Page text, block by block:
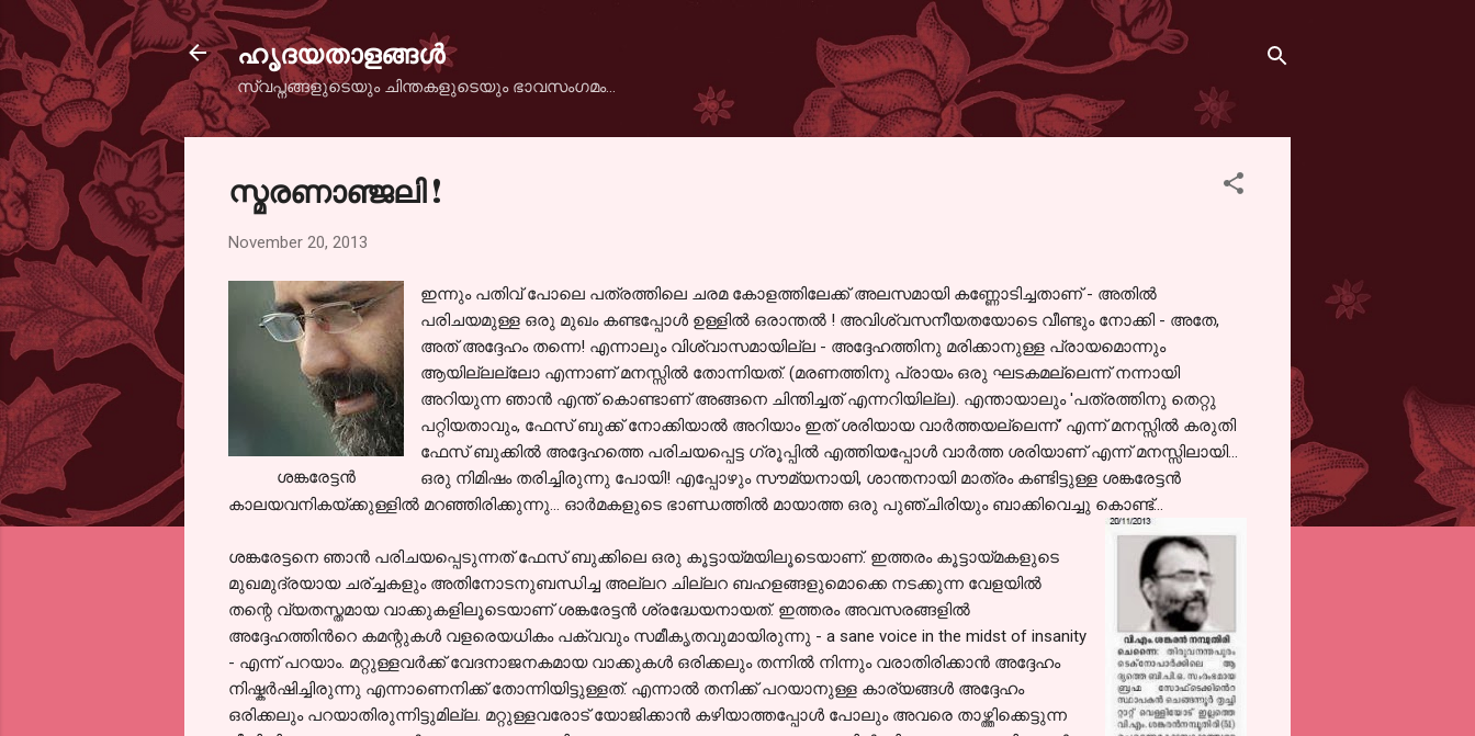
ഹൃദയതാളങ്ങള്‍
സ്വപ്നങ്ങളുടെയും ചിന്തകളുടെയും ഭാവസംഗമം...
സ്മരണാഞ്ജലി !
November 20, 2013
ശങ്കരേട്ടന്‍
ഇന്നും പതിവ് പോലെ പത്രത്തിലെ ചരമ കോളത്തിലേക്ക് അലസമായി കണ്ണോടിച്ചതാണ് - അതില്‍
പരിചയമുള്ള ഒരു മുഖം കണ്ടപ്പോള്‍ ഉള്ളില്‍ ഒരാന്തല്‍ ! അവിശ്വസനീയതയോടെ വീണ്ടും നോക്കി - അതേ,
അത് അദ്ദേഹം തന്നെ! എന്നാലും വിശ്വാസമായില്ല - അദ്ദേഹത്തിനു മരിക്കാനുള്ള പ്രായമൊന്നും
ആയില്ലല്ലോ എന്നാണ് മനസ്സില്‍ തോന്നിയത്. (മരണത്തിനു പ്രായം ഒരു ഘടകമല്ലെന്ന് നന്നായി
അറിയുന്ന ഞാന്‍ എന്ത് കൊണ്ടാണ് അങ്ങനെ ചിന്തിച്ചത് എന്നറിയില്ല). എന്തായാലും 'പത്രത്തിനു തെറ്റു
പറ്റിയതാവും, ഫേസ് ബുക്ക് നോക്കിയാല്‍ അറിയാം ഇത് ശരിയായ വാര്‍ത്തയല്ലെന്ന്' എന്ന് മനസ്സില്‍ കരുതി
ഫേസ് ബുക്കില്‍ അദ്ദേഹത്തെ പരിചയപ്പെട്ട ഗ്രൂപ്പില്‍ എത്തിയപ്പോള്‍ വാര്‍ത്ത ശരിയാണ് എന്ന് മനസ്സിലായി...
ഒരു നിമിഷം തരിച്ചിരുന്നു പോയി! എപ്പോഴും സൗമ്യനായി, ശാന്തനായി മാത്രം കണ്ടിട്ടുള്ള ശങ്കരേട്ടന്‍
കാലയവനികയ്ക്കുള്ളില്‍ മറഞ്ഞിരിക്കുന്നു... ഓര്‍മകളുടെ ഭാണ്ഡത്തില്‍ മായാത്ത ഒരു പുഞ്ചിരിയും ബാക്കിവെച്ചു കൊണ്ട്...
ശങ്കരേട്ടനെ ഞാന്‍ പരിചയപ്പെടുന്നത് ഫേസ് ബുക്കിലെ ഒരു കൂട്ടായ്മയിലൂടെയാണ്. ഇത്തരം കൂട്ടായ്മകളുടെ
മുഖമുദ്രയായ ചര്ച്ചകളും അതിനോടനുബന്ധിച്ച അല്ലറ ചില്ലറ ബഹളങ്ങളുമൊക്കെ നടക്കുന്ന വേളയില്‍
തന്റെ വ്യതസ്തമായ വാക്കുകളിലൂടെയാണ് ശങ്കരേട്ടന്‍ ശ്രദ്ധേയനായത്. ഇത്തരം അവസരങ്ങളില്‍
അദ്ദേഹത്തിന്‍റെ കമന്റുകള്‍ വളരെയധികം പക്വവും സമീകൃതവുമായിരുന്നു - a sane voice in the midst of insanity
- എന്ന്‍ പറയാം. മറ്റുള്ളവര്‍ക്ക് വേദനാജനകമായ വാക്കുകള്‍ ഒരിക്കലും തന്നില്‍ നിന്നും വരാതിരിക്കാന്‍ അദ്ദേഹം
നിഷ്കര്‍ഷിച്ചിരുന്നു എന്നാണെനിക്ക് തോന്നിയിട്ടുള്ളത്. എന്നാല്‍ തനിക്ക് പറയാനുള്ള കാര്യങ്ങള്‍ അദ്ദേഹം
ഒരിക്കലും പറയാതിരുന്നിട്ടുമില്ല. മറ്റുള്ളവരോട് യോജിക്കാന്‍ കഴിയാത്തപ്പോള്‍ പോലും അവരെ താഴ്ത്തിക്കെട്ടുന്ന